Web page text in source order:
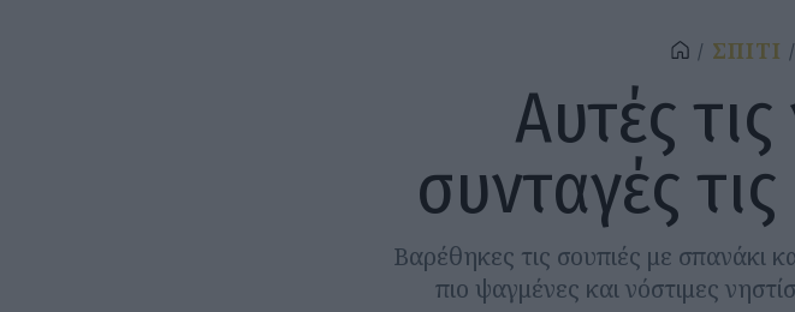
ΣΠΙΤΙ
Αυτές
συνταγές
Βαρέθηκες τις σουπιές με σπανάκι
πιο ψαγμένες και νόστιμες